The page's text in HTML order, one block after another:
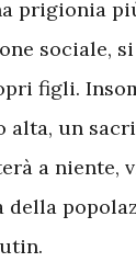
prigionia
sociale,
figli.
alta, un
a niente,
della